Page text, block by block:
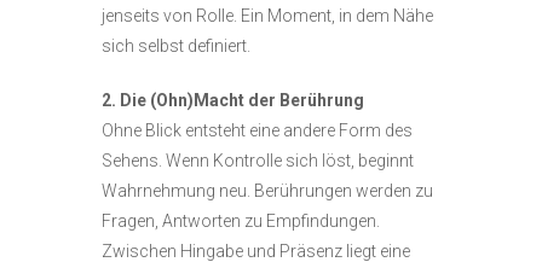
jenseits von Rolle. Ein Moment, in dem Nähe
sich selbst definiert.
2. Die (Ohn)Macht der Berührung
Ohne Blick entsteht eine andere Form des
Sehens. Wenn Kontrolle sich löst, beginnt
Wahrnehmung neu. Berührungen werden zu
Fragen, Antworten zu Empfindungen.
Zwischen Hingabe und Präsenz liegt eine